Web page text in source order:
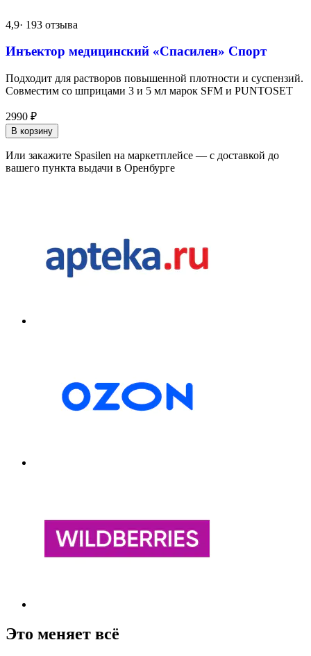
4,9· 193 отзыва
Инъектор медицинский «Спасилен» Спорт
Подходит для растворов повышенной плотности и суспензий.
Совместим со шприцами 3 и 5 мл марок SFM и PUNTOSET
2990 ₽
В корзину
Или закажите Spasilen на маркетплейсе — с доставкой до
вашего пункта выдачи в Оренбурге
Это меняет всё